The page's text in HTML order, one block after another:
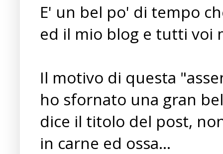
E' un bel po' di tempo
ed il mio blog e tutti voi
Il motivo di questa
ho sfornato una gran
dice il titolo del post,
in carne ed ossa...